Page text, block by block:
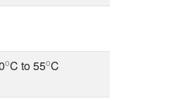
oC to 55oC